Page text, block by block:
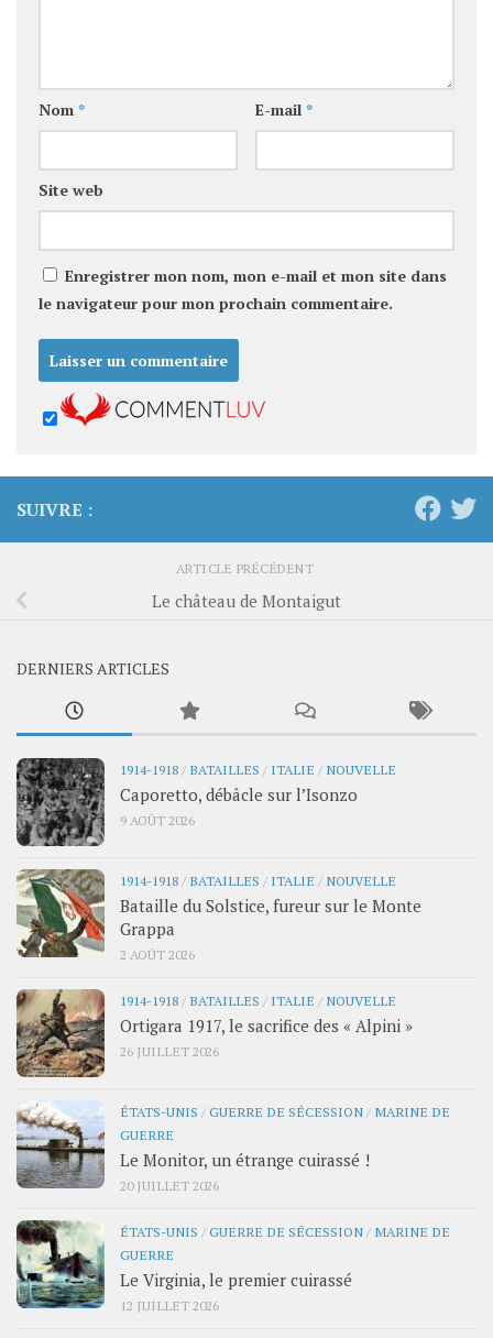
Nom * E-mail *
Site web
Enregistrer mon nom, mon e-mail et mon site dans
le navigateur pour mon prochain commentaire.
SUIVRE :
ARTICLE PRÉCÉDENT
Le château de Montaigut
DERNIERS ARTICLES
1914-1918 / BATAILLES / ITALIE / NOUVELLE
Caporetto, débâcle sur l’Isonzo
9 AOÛT 2026
1914-1918 / BATAILLES / ITALIE / NOUVELLE
Bataille du Solstice, fureur sur le Monte
Grappa
2 AOÛT 2026
1914-1918 / BATAILLES / ITALIE / NOUVELLE
Ortigara 1917, le sacrifice des « Alpini »
26 JUILLET 2026
ÉTATS-UNIS /GUERRE DE SÉCESSION / MARINE DE
GUERRE
Le Monitor, un étrange cuirassé !
20 JUILLET 2026
ÉTATS-UNIS /GUERRE DE SÉCESSION / MARINE DE
GUERRE
Le Virginia, le premier cuirassé
12 JUILLET 2026